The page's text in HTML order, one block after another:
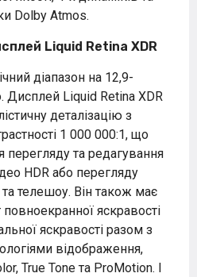
Dolby Atmos.
Liquid Retina XDR
діапазон на 12,9-
Liquid Retina XDR
деталізацію з
1 000 000:1, що
перегляду та редагування
HDR або перегляду
телешоу. Він також має
яскравості
яскравості разом з
відображення,
True Tone та ProMotion. І